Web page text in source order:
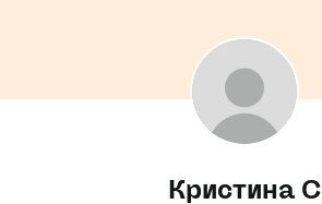
Кристина С